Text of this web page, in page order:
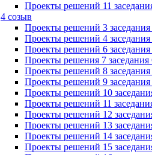
Проекты решений 11
4 созыв
Проекты решений 3 заседания
Проекты решений 4 заседания
Проекты решений 6 заседания
Проекты решения 7 заседания
Проекты решений 8 заседания
Проекты решений 9 заседания
Проекты решений 10
Проекты решений 11
Проекты решений 12
Проекты решений 13
Проекты решений 14
Проекты решений 15